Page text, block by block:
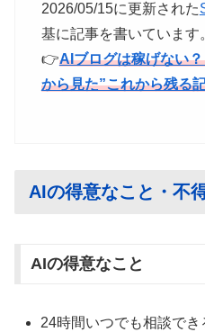
2026/05/15に更新された
基に記事を書いています
👉AIブログは稼げない
から見た”これから残る
AIの得意なこと・不
AIの得意なこと
24時間いつでも相談でき